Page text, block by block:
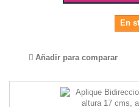
En
Añadir para comparar